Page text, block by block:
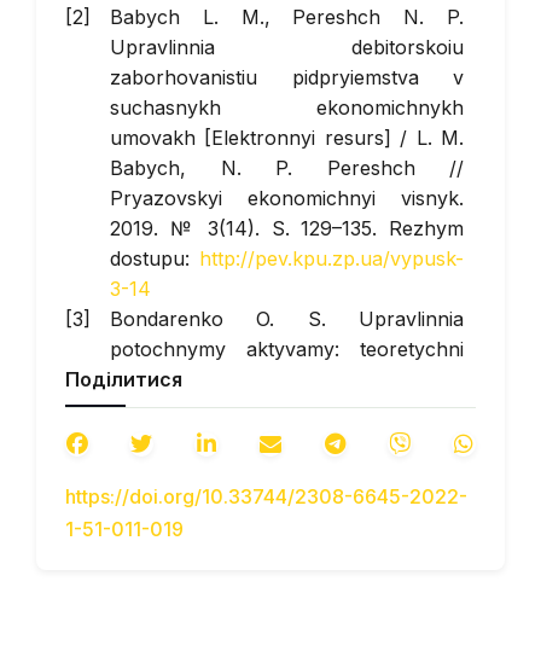
Babych L. M., Pereshch N. P.
Upravlinnia debitorskoiu
zaborhovanistiu pidpryiemstva v
suchasnykh ekonomichnykh
umovakh [Elektronnyi resurs] / L. M.
Babych, N. P. Pereshch //
Pryazovskyi ekonomichnyi visnyk.
2019. № 3(14). S. 129–135. Rezhym
dostupu: http://pev.kpu.zp.ua/vypusk-
3-14
Bondarenko O. S. Upravlinnia
potochnymy aktyvamy: teoretychni
osnovy ta praktychne zastosuvannia
//Visnyk Khmelnytskoho
natsionalnoho universytetu
. 2005. №
Digital – tekhnolohii oblikovykh i
finansovo-analitychnykh protsesiv na
Поділитися
https://doi.org/10.33744/2308-6645-2022-
1-51-011-019